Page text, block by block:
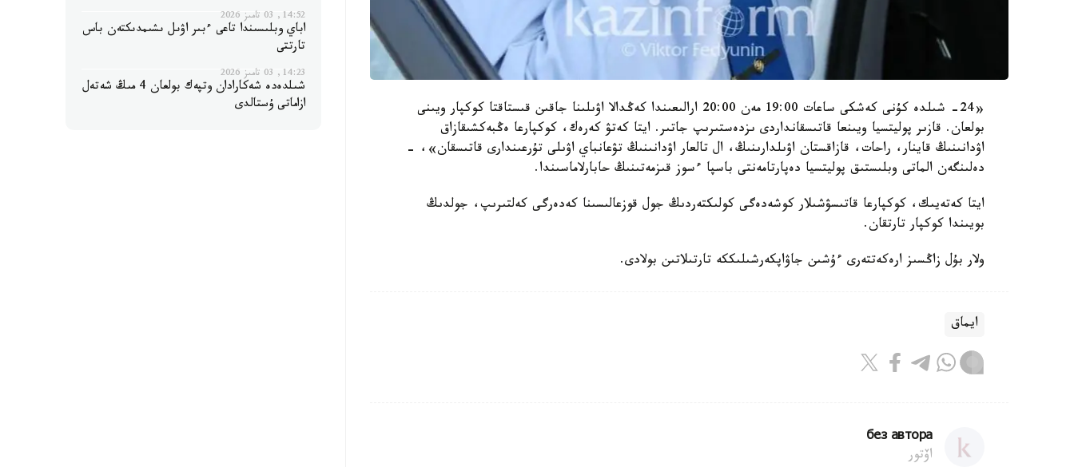
«24- شىلدە كۇنى كەشكى ساعات 19:00 مەن 20:00 ارالىعىندا كەڭدالا اۋىلىنا جاقىن قىستاقتا كوكپار ويىنى
بولعان. قازىر پوليتسيا ويىنعا قاتىسقانداردى ىزدەستىرىپ جاتىر. ايتا كەتۋ كەرەك، كوكپارعا ەڭبەكشىقازاق
اۋدانىنىڭ قاينار، راحات، قازاقستان اۋىلدارىنىڭ، ال تالعار اۋدانىنىڭ تۋعانباي اۋىلى تۇرعىندارى قاتىسقان»، -
دەلىنگەن الماتى وبلىستىق پوليتسيا دەپارتامەنتى باسپا ءسوز قىزمەتىنىڭ حابارلاماسىندا.
ايتا كەتەيىك، كوكپارعا قاتىسۋشىلار كوشەدەگى كولىكتەردىڭ جول قوزعالىسىنا كەدەرگى كەلتىرىپ، جولدىڭ
بويىندا كوكپار تارتقان.
ولار بۇل زاڭسىز ارەكەتتەرى ءۇشىن جاۋاپكەرشىلىككە تارتىلاتىن بولادى.
ايماق
без автора
اۆتور
14:52, 03 تامىز 2026
اباي وبلىسىندا تاعى ءبىر اۋىل ىشىمدىكتەن باس
تارتتى
14:23, 03 تامىز 2026
شىلدەدە شەكارادان وتپەك بولعان 4 مىڭ شەتەل
ازاماتى ۇستالدى